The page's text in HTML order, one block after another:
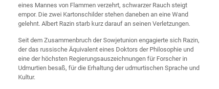
eines Mannes von Flammen verzehrt, schwarzer Rauch steigt
empor. Die zwei Kartonschilder stehen daneben an eine Wand
gelehnt. Albert Razin starb kurz darauf an seinen Verletzungen.
Seit dem Zusammenbruch der Sowjetunion engagierte sich Razin,
der das russische Äquivalent eines Doktors der Philosophie und
eine der höchsten Regierungsauszeichnungen für Forscher in
Udmurtien besaß, für die Erhaltung der udmurtischen Sprache und
Kultur.